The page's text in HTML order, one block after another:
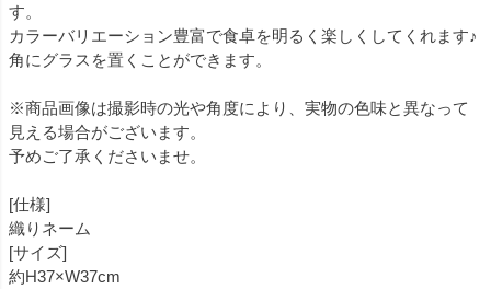
す。
カラーバリエーション豊富で食卓を明るく楽しくしてくれます♪
角にグラスを置くことができます。
※商品画像は撮影時の光や角度により、実物の色味と異なって
見える場合がございます。
予めご了承くださいませ。
[仕様]
織りネーム
[サイズ]
約H37×W37cm